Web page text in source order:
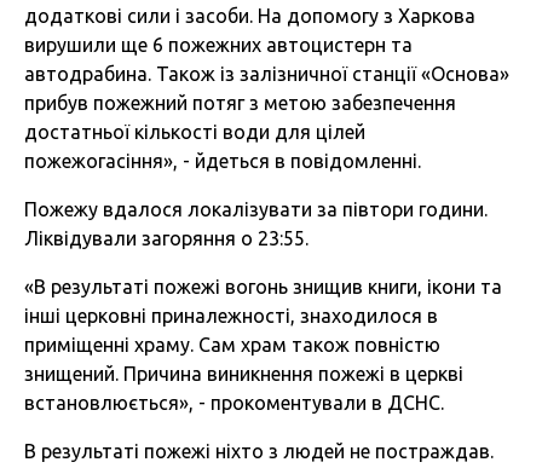
додаткові сили і засоби. На допомогу з Харкова
вирушили ще 6 пожежних автоцистерн та
автодрабина. Також із залізничної станції «Основа»
прибув пожежний потяг з метою забезпечення
достатньої кількості води для цілей
пожежогасіння», - йдеться в повідомленні.
Пожежу вдалося локалізувати за півтори години.
Ліквідували загоряння о 23:55.
«В результаті пожежі вогонь знищив книги, ікони та
інші церковні приналежності, знаходилося в
приміщенні храму. Сам храм також повністю
знищений. Причина виникнення пожежі в церкві
встановлюється», - прокоментували в ДСНС.
В результаті пожежі ніхто з людей не постраждав.